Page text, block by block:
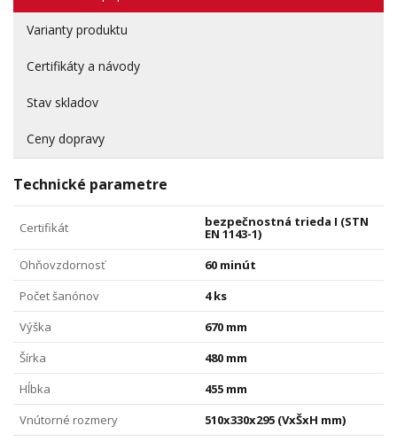
Varianty produktu
Certifikáty a návody
Stav skladov
Ceny dopravy
Technické parametre
Certifikát bezpečnostná trieda I (STN
EN 1143-1)
Ohňovzdornosť
60 minút
Počet šanónov
4 ks
Výška
670 mm
Šírka
480 mm
Hĺbka
455 mm
Vnútorné rozmery
510x330x295 (VxŠxH mm)